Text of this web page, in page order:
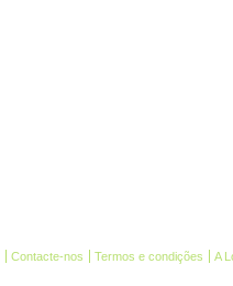
Contacte-nos Termos e condições A